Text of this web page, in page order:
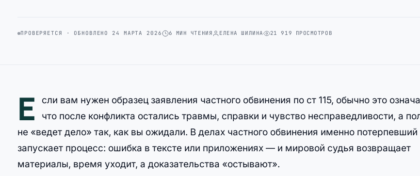
ПРОВЕРЯЕТСЯ · ОБНОВЛЕНО 24 МАРТА 2026 6 МИН ЧТЕНИЯ ЕЛЕНА ШИЛИНА 21 919 ПРОСМОТРОВ
Е
сли вам нужен образец заявления частного обвинения по ст 115, обычно это
что после конфликта остались травмы, справки и чувство несправедливости, а
не «ведет дело» так, как вы ожидали. В делах частного обвинения именно потерпевший
запускает процесс: ошибка в тексте или приложениях — и мировой судья возвращает
материалы, время уходит, а доказательства «остывают».